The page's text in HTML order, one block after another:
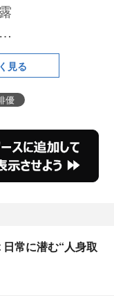
し
見る
優
常に潜む“人身取